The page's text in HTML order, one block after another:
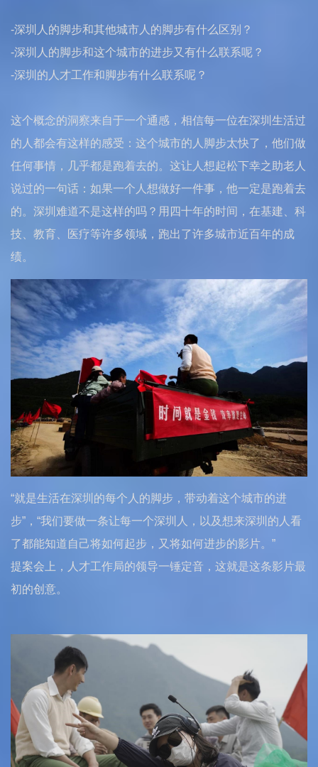
-深圳人的脚步和其他城市人的脚步有什么区别？
-深圳人的脚步和这个城市的进步又有什么联系呢？
-深圳的人才工作和脚步有什么联系呢？
这个概念的洞察来自于一个通感，相信每一位在深圳生活过
的人都会有这样的感受：这个城市的人脚步太快了，他们做
任何事情，几乎都是跑着去的。这让人想起松下幸之助老人
说过的一句话：如果一个人想做好一件事，他一定是跑着去
的。深圳难道不是这样的吗？用四十年的时间，在基建、科
技、教育、医疗等许多领域，跑出了许多城市近百年的成
绩。
“就是生活在深圳的每个人的脚步，带动着这个城市的进
步”，“我们要做一条让每一个深圳人，以及想来深圳的人看
了都能知道自己将如何起步，又将如何进步的影片。”
提案会上，人才工作局的领导一锤定音，这就是这条影片最
初的创意。